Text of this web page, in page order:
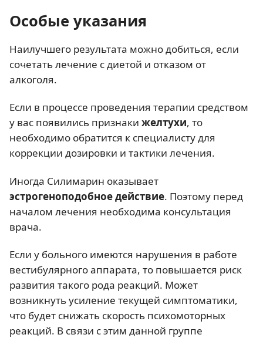
Особые указания
Наилучшего результата можно добиться, если
сочетать лечение с диетой и отказом от
алкоголя.
Если в процессе проведения терапии средством
у вас появились признаки желтухи, то
необходимо обратится к специалисту для
коррекции дозировки и тактики лечения.
Иногда Силимарин оказывает
эстрогеноподобное действие. Поэтому перед
началом лечения необходима консультация
врача.
Если у больного имеются нарушения в работе
вестибулярного аппарата, то повышается риск
развития такого рода реакций. Может
возникнуть усиление текущей симптоматики,
что будет снижать скорость психомоторных
реакций. В связи с этим данной группе